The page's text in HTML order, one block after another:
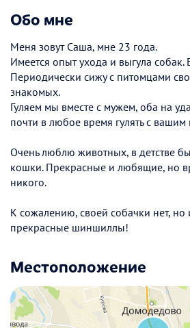
Обо мне
Меня зовут Саша, мне 23 года.
Имеется опыт ухода и выгула собак.
Периодически сижу с питомцами
знакомых.
Гуляем мы вместе с мужем, оба на
почти в любое время гулять с
Очень люблю животных, в детстве
кошки. Прекрасные и любящие, но
никого.
К сожалению, своей собачки нет, но
прекрасные шиншиллы!
Местоположение